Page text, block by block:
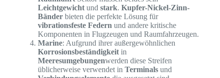
Leichtgewichtund stark. Kupfer-Nickel-Zinn-
Bänderbieten die perfekte Lösung für
vibrationsfeste Federn und andere kritische
Komponenten in Flugzeugen und Raumfahrzeugen.
Marine: Aufgrund ihrer außergewöhnlichen
Korrosionsbeständigkeitin
Meeresumgebungenwerden diese Streifen
üblicherweise verwendet in Terminalsund